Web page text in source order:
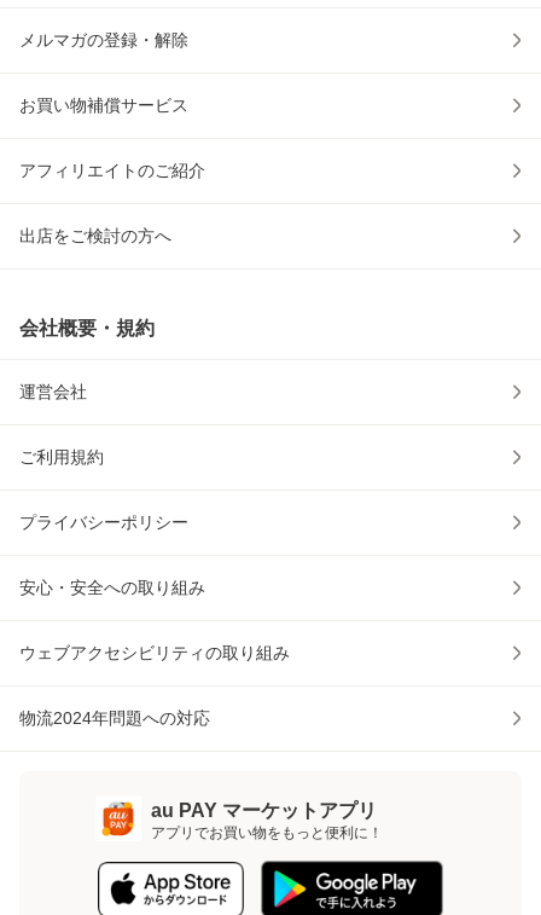
メルマガの登録・解除
お買い物補償サービス
アフィリエイトのご紹介
出店をご検討の方へ
会社概要・規約
運営会社
ご利用規約
プライバシーポリシー
安心・安全への取り組み
ウェブアクセシビリティの取り組み
物流2024年問題への対応
au PAY マーケットアプリ
アプリでお買い物をもっと便利に！